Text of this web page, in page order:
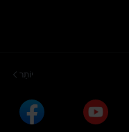
יוֹתֵר